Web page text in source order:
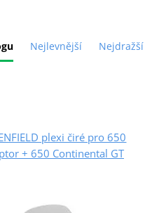
Nejlevnější Nejdražší
plexi čiré pro 650
+ 650 Continental GT